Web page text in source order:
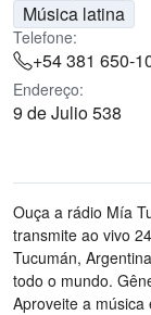
Música latina
Telefone:
+54 381 650-
Endereço:
9 de Julio 538
Ouça a rádio Mía
transmite ao vivo
Tucumán, Argentina
todo o mundo.
Aproveite a música